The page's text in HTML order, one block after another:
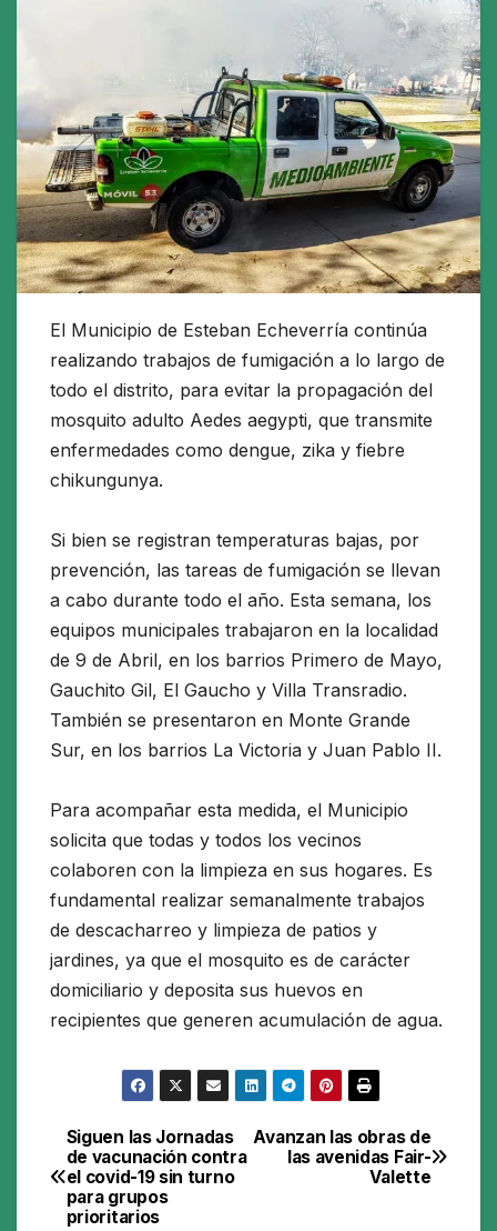
El Municipio de Esteban Echeverría continúa
realizando trabajos de fumigación a lo largo de
todo el distrito, para evitar la propagación del
mosquito adulto Aedes aegypti, que transmite
enfermedades como dengue, zika y fiebre
chikungunya.
Si bien se registran temperaturas bajas, por
prevención, las tareas de fumigación se llevan
a cabo durante todo el año. Esta semana, los
equipos municipales trabajaron en la localidad
de 9 de Abril, en los barrios Primero de Mayo,
Gauchito Gil, El Gaucho y Villa Transradio.
También se presentaron en Monte Grande
Sur, en los barrios La Victoria y Juan Pablo II.
Para acompañar esta medida, el Municipio
solicita que todas y todos los vecinos
colaboren con la limpieza en sus hogares. Es
fundamental realizar semanalmente trabajos
de descacharreo y limpieza de patios y
jardines, ya que el mosquito es de carácter
domiciliario y deposita sus huevos en
recipientes que generen acumulación de agua.
Navegación
de
Avanzan las obras de
las avenidas Fair-
Valette
Siguen las Jornadas
de vacunación contra
el covid-19 sin turno
para grupos
prioritarios